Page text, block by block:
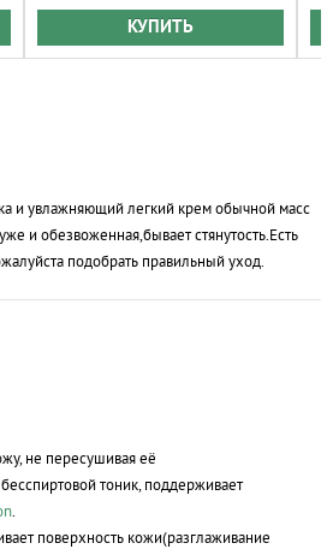
КУПИТЬ
и увлажняющий легкий крем обычной масс
и обезвоженная,бывает стянутость.Есть
подобрать правильный уход.
не пересушивая её
тоник, поддерживает
поверхность кожи(разглаживание